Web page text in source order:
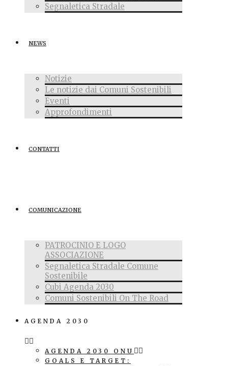
Segnaletica Stradale
NEWS
Notizie
Le notizie dai Comuni Sostenibili
Eventi
Approfondimenti
CONTATTI
COMUNICAZIONE
PATROCINIO E LOGO
ASSOCIAZIONE
Segnaletica Stradale Comune
Sostenibile
Cubi Agenda 2030
Comuni Sostenibili On The Road
AGENDA 2030
AGENDA 2030 ONU
GOALS E TARGET: